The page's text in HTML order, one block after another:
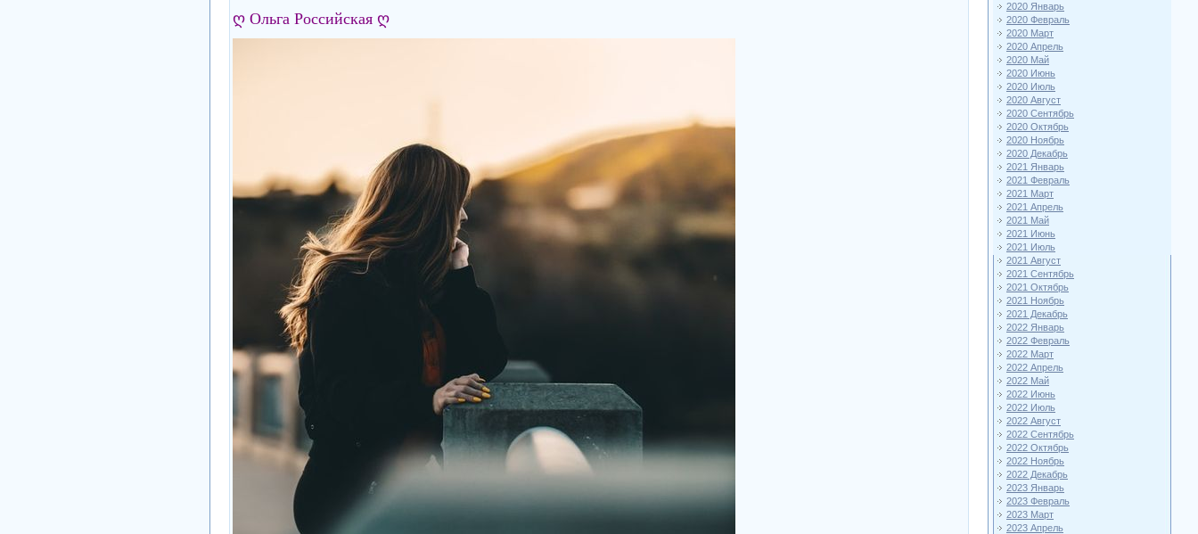
ღ Ольга Российская ღ
2020 Январь
2020 Февраль
2020 Март
2020 Апрель
2020 Май
2020 Июнь
2020 Июль
2020 Август
2020 Сентябрь
2020 Октябрь
2020 Ноябрь
2020 Декабрь
2021 Январь
2021 Февраль
2021 Март
2021 Апрель
2021 Май
2021 Июнь
2021 Июль
2021 Август
2021 Сентябрь
2021 Октябрь
2021 Ноябрь
2021 Декабрь
2022 Январь
2022 Февраль
2022 Март
2022 Апрель
2022 Май
2022 Июнь
2022 Июль
2022 Август
2022 Сентябрь
2022 Октябрь
2022 Ноябрь
2022 Декабрь
2023 Январь
2023 Февраль
2023 Март
2023 Апрель